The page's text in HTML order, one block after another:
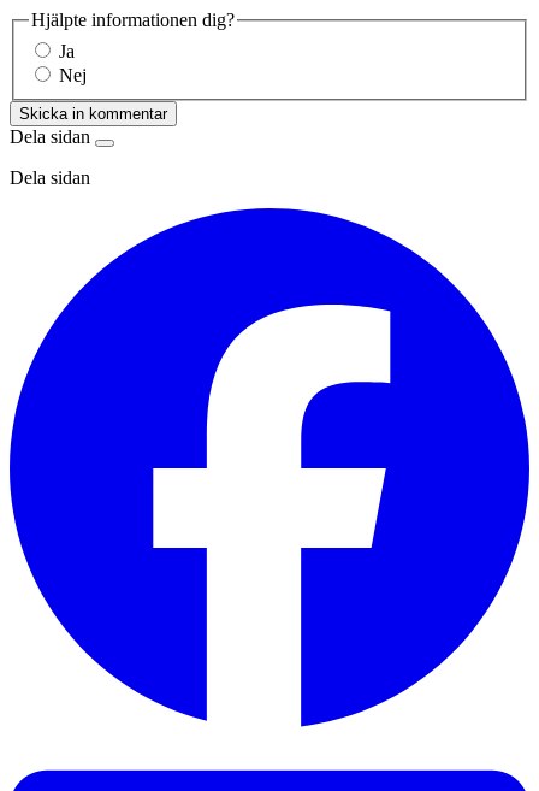
Hjälpte informationen dig?
Ja
Nej
Skicka in kommentar
Dela sidan
Dela sidan